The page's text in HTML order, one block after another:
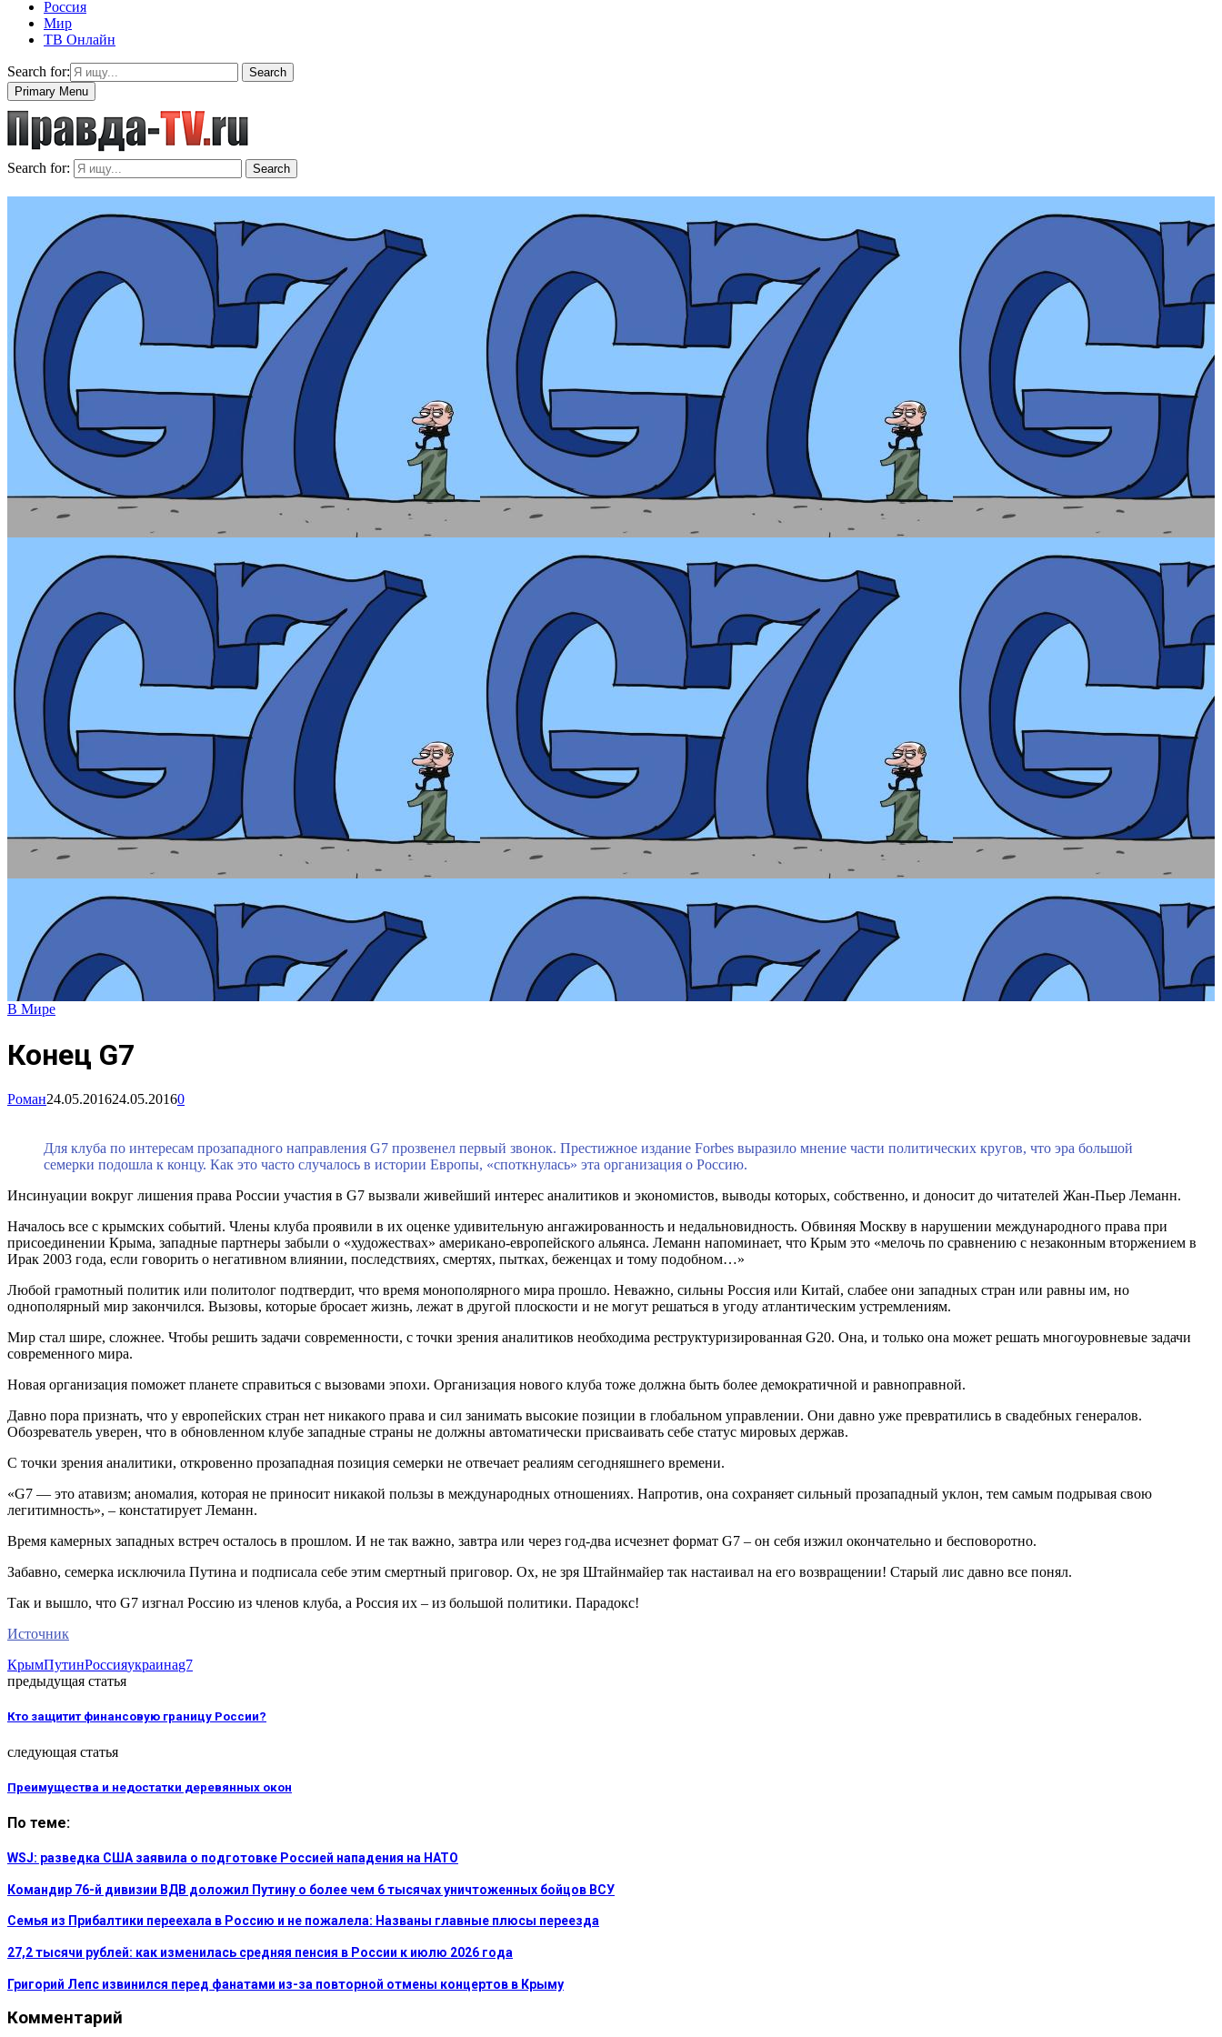
Россия
Мир
ТВ Онлайн
Search for:
Search
Primary Menu
Search for: Search
В Мире
Конец G7
Роман24.05.201624.05.20160
Для клуба по интересам прозападного направления G7 прозвенел первый звонок. Престижное издание Forbes выразило мнение части политических кругов, что эра большой
семерки подошла к концу. Как это часто случалось в истории Европы, «споткнулась» эта организация о Россию.
Инсинуации вокруг лишения права России участия в G7 вызвали живейший интерес аналитиков и экономистов, выводы которых, собственно, и доносит до читателей Жан-Пьер Леманн.
Началось все с крымских событий. Члены клуба проявили в их оценке удивительную ангажированность и недальновидность. Обвиняя Москву в нарушении международного права при
присоединении Крыма, западные партнеры забыли о «художествах» американо-европейского альянса. Леманн напоминает, что Крым это «мелочь по сравнению с незаконным вторжением в
Ирак 2003 года, если говорить о негативном влиянии, последствиях, смертях, пытках, беженцах и тому подобном…»
Любой грамотный политик или политолог подтвердит, что время монополярного мира прошло. Неважно, сильны Россия или Китай, слабее они западных стран или равны им, но
однополярный мир закончился. Вызовы, которые бросает жизнь, лежат в другой плоскости и не могут решаться в угоду атлантическим устремлениям.
Мир стал шире, сложнее. Чтобы решить задачи современности, с точки зрения аналитиков необходима реструктуризированная G20. Она, и только она может решать многоуровневые задачи
современного мира.
Новая организация поможет планете справиться с вызовами эпохи. Организация нового клуба тоже должна быть более демократичной и равноправной.
Давно пора признать, что у европейских стран нет никакого права и сил занимать высокие позиции в глобальном управлении. Они давно уже превратились в свадебных генералов.
Обозреватель уверен, что в обновленном клубе западные страны не должны автоматически присваивать себе статус мировых держав.
С точки зрения аналитики, откровенно прозападная позиция семерки не отвечает реалиям сегодняшнего времени.
«G7 — это атавизм; аномалия, которая не приносит никакой пользы в международных отношениях. Напротив, она сохраняет сильный прозападный уклон, тем самым подрывая свою
легитимность», – констатирует Леманн.
Время камерных западных встреч осталось в прошлом. И не так важно, завтра или через год-два исчезнет формат G7 – он себя изжил окончательно и бесповоротно.
Забавно, семерка исключила Путина и подписала себе этим смертный приговор. Ох, не зря Штайнмайер так настаивал на его возвращении! Старый лис давно все понял.
Так и вышло, что G7 изгнал Россию из членов клуба, а Россия их – из большой политики. Парадокс!
Источник
КрымПутинРоссияукраинаg7
предыдущая статья
Кто защитит финансовую границу России?
следующая статья
Преимущества и недостатки деревянных окон
По теме:
WSJ: разведка США заявила о подготовке Россией нападения на НАТО
Командир 76-й дивизии ВДВ доложил Путину о более чем 6 тысячах уничтоженных бойцов ВСУ
Семья из Прибалтики переехала в Россию и не пожалела: Названы главные плюсы переезда
27,2 тысячи рублей: как изменилась средняя пенсия в России к июлю 2026 года
Григорий Лепс извинился перед фанатами из-за повторной отмены концертов в Крыму
Комментарий